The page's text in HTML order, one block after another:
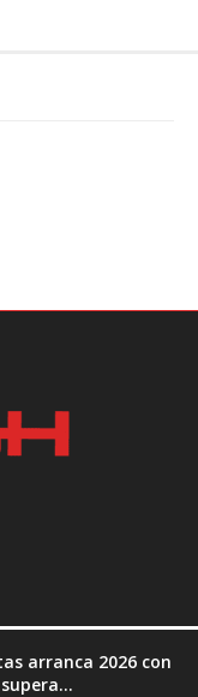
arranca 2026 con